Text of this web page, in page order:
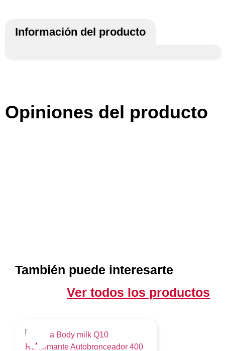
Información del producto
Opiniones del producto
También puede interesarte
Ver todos los productos